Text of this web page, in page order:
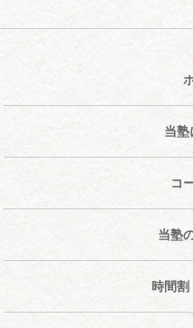
当塾
コ
当塾
時間割